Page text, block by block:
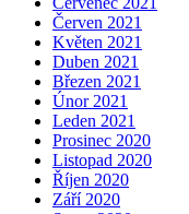
Červen 2021
Květen 2021
Duben 2021
Březen 2021
Únor 2021
Leden 2021
Prosinec 2020
Listopad 2020
Říjen 2020
Září 2020